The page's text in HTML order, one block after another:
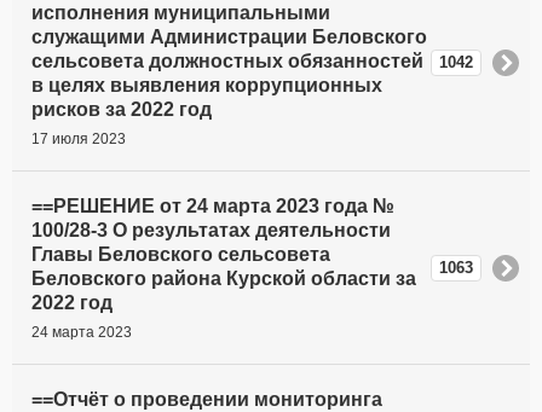
исполнения муниципальными
служащими Администрации Беловского
сельсовета должностных обязанностей
в целях выявления коррупционных
рисков за 2022 год
17 июля 2023
1042
==РЕШЕНИЕ от 24 марта 2023 года №
100/28-3 О результатах деятельности
Главы Беловского сельсовета
Беловского района Курской области за
2022 год
24 марта 2023
1063
==Отчёт о проведении мониторинга